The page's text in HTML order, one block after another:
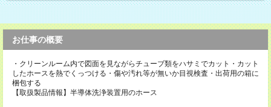
お仕事の概要
・クリーンルーム内で図面を見ながらチューブ類をハサミでカット・カット
したホースを熱でくっつける・傷や汚れ等が無いか目視検査・出荷用の箱に
梱包する
【取扱製品情報】半導体洗浄装置用のホース